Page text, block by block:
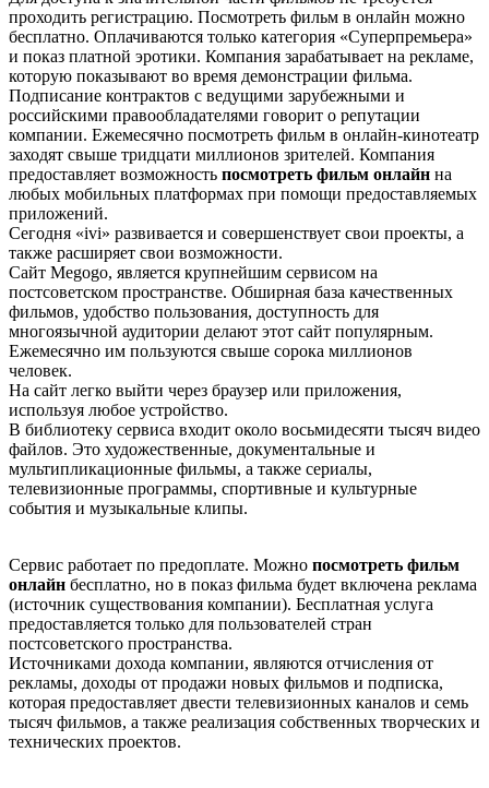
проходить регистрацию. Посмотреть фильм в онлайн можно
бесплатно. Оплачиваются только категория «Суперпремьера»
и показ платной эротики. Компания зарабатывает на рекламе,
которую показывают во время демонстрации фильма.
Подписание контрактов с ведущими зарубежными и
российскими правообладателями говорит о репутации
компании. Ежемесячно посмотреть фильм в онлайн-кинотеатр
заходят свыше тридцати миллионов зрителей. Компания
предоставляет возможность посмотреть фильм онлайн на
любых мобильных платформах при помощи предоставляемых
приложений.
Сегодня «ivi» развивается и совершенствует свои проекты, а
также расширяет свои возможности.
Сайт Меgоgо, является крупнейшим сервисом на
постсоветском пространстве. Обширная база качественных
фильмов, удобство пользования, доступность для
многоязычной аудитории делают этот сайт популярным.
Ежемесячно им пользуются свыше сорока миллионов
человек.
На сайт легко выйти через браузер или приложения,
используя любое устройство.
В библиотеку сервиса входит около восьмидесяти тысяч видео
файлов. Это художественные, документальные и
мультипликационные фильмы, а также сериалы,
телевизионные программы, спортивные и культурные
события и музыкальные клипы.
Сервис работает по предоплате. Можно посмотреть фильм
онлайн бесплатно, но в показ фильма будет включена реклама
(источник существования компании). Бесплатная услуга
предоставляется только для пользователей стран
постсоветского пространства.
Источниками дохода компании, являются отчисления от
рекламы, доходы от продажи новых фильмов и подписка,
которая предоставляет двести телевизионных каналов и семь
тысяч фильмов, а также реализация собственных творческих и
технических проектов.